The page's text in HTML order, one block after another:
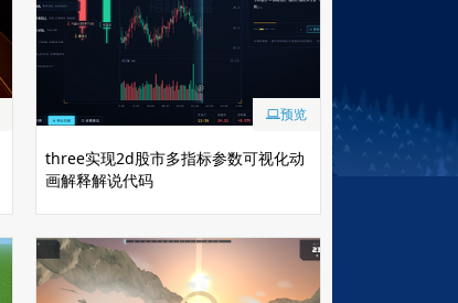
预览
three实现2d股市多指标参数可视化动
画解释解说代码